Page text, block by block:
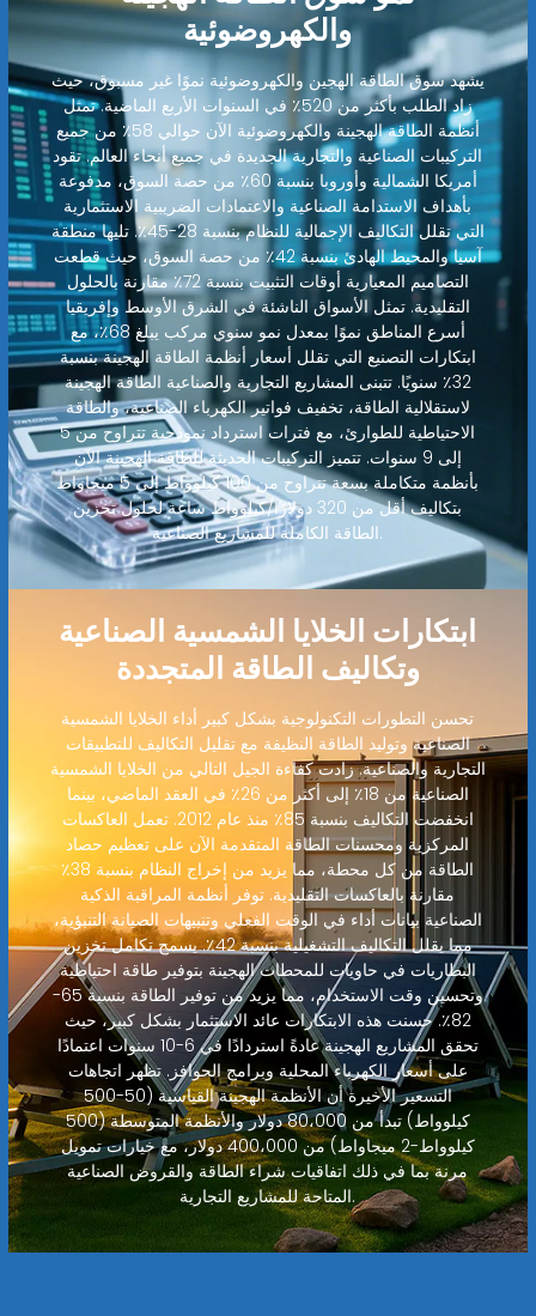
والكهروضوئية
يشهد سوق الطاقة الهجين والكهروضوئية نموًا غير مسبوق، حيث
زاد الطلب بأكثر من 520٪ في السنوات الأربع الماضية. تمثل
أنظمة الطاقة الهجينة والكهروضوئية الآن حوالي 58٪ من جميع
التركيبات الصناعية والتجارية الجديدة في جميع أنحاء العالم. تقود
أمريكا الشمالية وأوروبا بنسبة 60٪ من حصة السوق، مدفوعة
بأهداف الاستدامة الصناعية والاعتمادات الضريبية الاستثمارية
التي تقلل التكاليف الإجمالية للنظام بنسبة 28-45٪. تليها منطقة
آسيا والمحيط الهادئ بنسبة 42٪ من حصة السوق، حيث قطعت
التصاميم المعيارية أوقات التثبيت بنسبة 72٪ مقارنة بالحلول
التقليدية. تمثل الأسواق الناشئة في الشرق الأوسط وإفريقيا
أسرع المناطق نموًا بمعدل نمو سنوي مركب يبلغ 68٪، مع
ابتكارات التصنيع التي تقلل أسعار أنظمة الطاقة الهجينة بنسبة
32٪ سنويًا. تتبنى المشاريع التجارية والصناعية الطاقة الهجينة
لاستقلالية الطاقة، تخفيف فواتير الكهرباء الصناعية، والطاقة
الاحتياطية للطوارئ، مع فترات استرداد نموذجية تتراوح من 5
إلى 9 سنوات. تتميز التركيبات الحديثة للطاقة الهجينة الآن
بأنظمة متكاملة بسعة تتراوح من 100 كيلوواط إلى 5 ميجاواط
بتكاليف أقل من 320 دولارًا/كيلوواط ساعة لحلول تخزين
الطاقة الكاملة للمشاريع الصناعية.
ابتكارات الخلايا الشمسية الصناعية
وتكاليف الطاقة المتجددة
تحسن التطورات التكنولوجية بشكل كبير أداء الخلايا الشمسية
الصناعية وتوليد الطاقة النظيفة مع تقليل التكاليف للتطبيقات
التجارية والصناعية. زادت كفاءة الجيل التالي من الخلايا الشمسية
الصناعية من 18٪ إلى أكثر من 26٪ في العقد الماضي، بينما
انخفضت التكاليف بنسبة 85٪ منذ عام 2012. تعمل العاكسات
المركزية ومحسنات الطاقة المتقدمة الآن على تعظيم حصاد
الطاقة من كل محطة، مما يزيد من إخراج النظام بنسبة 38٪
مقارنة بالعاكسات التقليدية. توفر أنظمة المراقبة الذكية
الصناعية بيانات أداء في الوقت الفعلي وتنبيهات الصيانة التنبؤية،
مما يقلل التكاليف التشغيلية بنسبة 42٪. يسمح تكامل تخزين
البطاريات في حاويات للمحطات الهجينة بتوفير طاقة احتياطية
وتحسين وقت الاستخدام، مما يزيد من توفير الطاقة بنسبة 65-
82٪. حسنت هذه الابتكارات عائد الاستثمار بشكل كبير، حيث
تحقق المشاريع الهجينة عادةً استردادًا في 6-10 سنوات اعتمادًا
على أسعار الكهرباء المحلية وبرامج الحوافز. تظهر اتجاهات
التسعير الأخيرة أن الأنظمة الهجينة القياسية (50-500
كيلوواط) تبدأ من 80،000 دولار والأنظمة المتوسطة (500
كيلوواط-2 ميجاواط) من 400،000 دولار، مع خيارات تمويل
مرنة بما في ذلك اتفاقيات شراء الطاقة والقروض الصناعية
المتاحة للمشاريع التجارية.